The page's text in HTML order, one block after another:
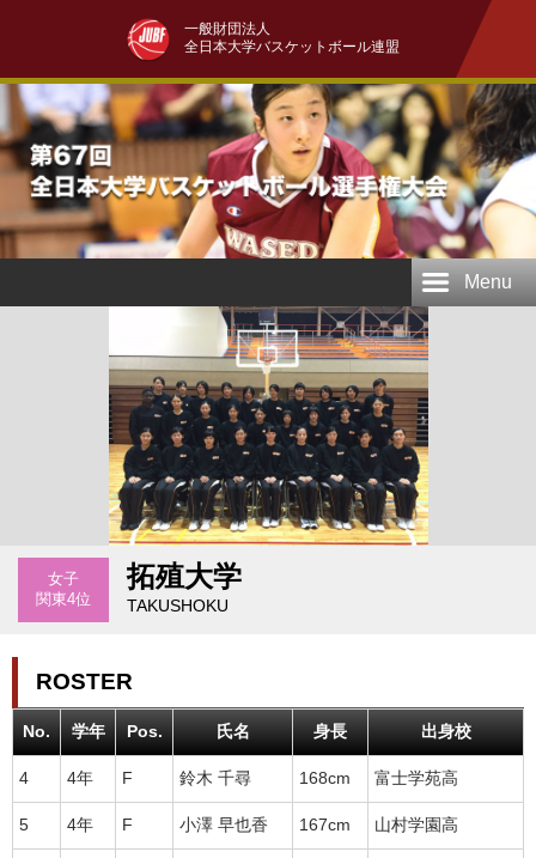
一般財団法人
全日本大学バスケットボール連盟
Menu
女子
関東4位
拓殖大学
TAKUSHOKU
ROSTER
No. 学年 Pos. 氏名 身長 出身校
4 4年 F 鈴木 千尋 168cm 富士学苑高
5 4年 F 小澤 早也香 167cm 山村学園高